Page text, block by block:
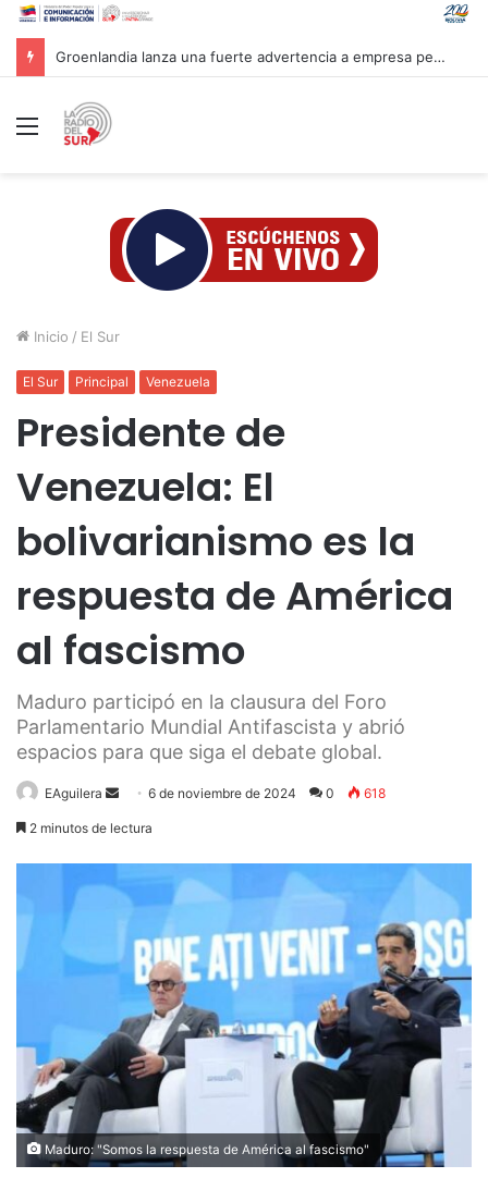
Mandataria Rodríguez felicita a atletas venezolanos por su brillante participación en CAC 2026
Menú
Inicio / El Sur
El Sur Principal Venezuela
Presidente de
Venezuela: El
bolivarianismo es la
respuesta de América
al fascismo
Maduro participó en la clausura del Foro
Parlamentario Mundial Antifascista y abrió
espacios para que siga el debate global.
EAguilera
Send6 de noviembre de 2024 0 618
2 minutos de lectura
Maduro: "Somos la respuesta de América al fascismo"